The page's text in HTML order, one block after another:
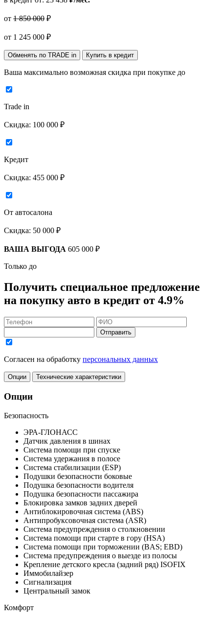
от 1 850 000 ₽
от 1 245 000 ₽
Обменять по TRADE in Купить в кредит
Ваша максимально возможная скидка при покупке до
Trade in
Скидка: 100 000 ₽
Кредит
Скидка: 455 000 ₽
От автосалона
Скидка: 50 000 ₽
ВАША ВЫГОДА 605 000 ₽
Только до
Получить специальное предложение
на покупку авто в кредит от 4.9%
Отправить
Согласен на обработку персональных данных
Опции Технические характеристики
Опции
Безопасность
ЭРА-ГЛОНАСС
Датчик давления в шинах
Система помощи при спуске
Система удержания в полосе
Система стабилизации (ESP)
Подушки безопасности боковые
Подушка безопасности водителя
Подушка безопасности пассажира
Блокировка замков задних дверей
Антиблокировочная система (ABS)
Антипробуксовочная система (ASR)
Система предупреждения о столкновении
Система помощи при старте в гору (HSA)
Система помощи при торможении (BAS; EBD)
Система предупреждения о выезде из полосы
Крепление детского кресла (задний ряд) ISOFIX
Иммобилайзер
Сигнализация
Центральный замок
Комфорт